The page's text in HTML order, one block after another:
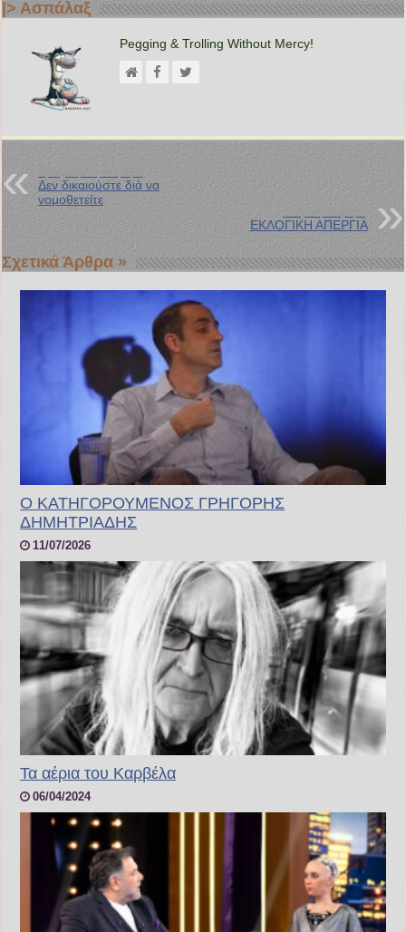
|> Ασπάλαξ
Pegging & Trolling Without Mercy!
Προηγούμενη Ανάρτηση
Δεν δικαιούστε διά να
νομοθετείτε
Επόμενη Ανάρτηση
ΕΚΛΟΓΙΚΗ ΑΠΕΡΓΙΑ
Σχετικά Άρθρα »
Ο ΚΑΤΗΓΟΡΟΥΜΕΝΟΣ ΓΡΗΓΟΡΗΣ
ΔΗΜΗΤΡΙΑΔΗΣ
11/07/2026
Τα αέρια του Καρβέλα
06/04/2024